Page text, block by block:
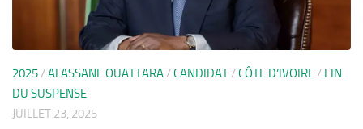
2025 /ALASSANE OUATTARA /CANDIDAT /CÔTE D’IVOIRE / FIN
DU SUSPENSE
JUILLET 23, 2025